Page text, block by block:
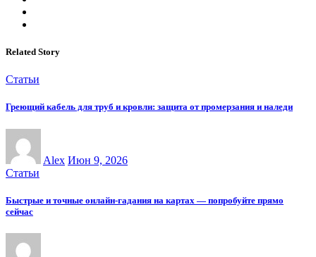
Related Story
Статьи
Греющий кабель для труб и кровли: защита от промерзания и наледи
Alex Июн 9, 2026
Статьи
Быстрые и точные онлайн-гадания на картах — попробуйте прямо
сейчас